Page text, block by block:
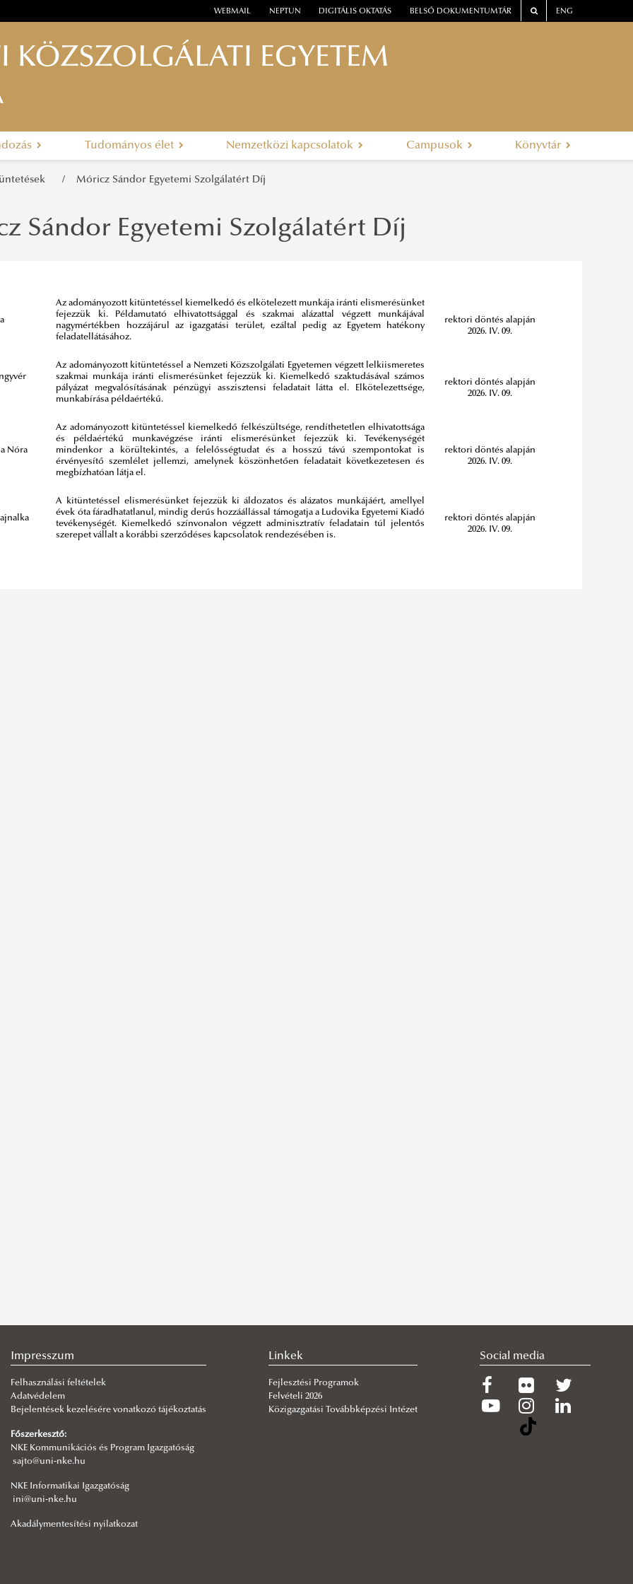
WEBMAIL NEPTUN DIGITÁLIS OKTATÁS BELSŐ DOKUMENTUMTÁR ENG
KÖZSZOLGÁLATI EGYETEM
Tudományos élet Nemzetközi kapcsolatok Campusok Könyvtár
Móricz Sándor Egyetemi Szolgálatért Díj
Sándor Egyetemi Szolgálatért Díj
Az adományozott kitüntetéssel kiemelkedő és elkötelezett munkája iránti elismerésünket
fejezzük ki. Példamutató elhivatottsággal és szakmai alázattal végzett munkájával
nagymértékben hozzájárul az igazgatási terület, ezáltal pedig az Egyetem hatékony
feladatellátásához.
rektori döntés alapján
2026. IV. 09.
Az adományozott kitüntetéssel a Nemzeti Közszolgálati Egyetemen végzett lelkiismeretes
szakmai munkája iránti elismerésünket fejezzük ki. Kiemelkedő szaktudásával számos
pályázat megvalósításának pénzügyi asszisztensi feladatait látta el. Elkötelezettsége,
munkabírása példaértékű.
rektori döntés alapján
2026. IV. 09.
Nóra
Az adományozott kitüntetéssel kiemelkedő felkészültsége, rendíthetetlen elhivatottsága
és példaértékű munkavégzése iránti elismerésünket fejezzük ki. Tevékenységét
mindenkor a körültekintés, a felelősségtudat és a hosszú távú szempontokat is
érvényesítő szemlélet jellemzi, amelynek köszönhetően feladatait következetesen és
megbízhatóan látja el.
rektori döntés alapján
2026. IV. 09.
A kitüntetéssel elismerésünket fejezzük ki áldozatos és alázatos munkájáért, amellyel
évek óta fáradhatatlanul, mindig derűs hozzáállással támogatja a Ludovika Egyetemi Kiadó
tevékenységét. Kiemelkedő színvonalon végzett adminisztratív feladatain túl jelentős
szerepet vállalt a korábbi szerződéses kapcsolatok rendezésében is.
rektori döntés alapján
2026. IV. 09.
Impresszum
Felhasználási feltételek
Adatvédelem
Bejelentések kezelésére vonatkozó tájékoztatás
Főszerkesztő:
NKE Kommunikációs és Program Igazgatóság
sajto@uni-nke.hu
NKE Informatikai Igazgatóság
ini@uni-nke.hu
Akadálymentesítési nyilatkozat
Linkek
Fejlesztési Programok
Felvételi 2026
Közigazgatási Továbbképzési Intézet
Social media